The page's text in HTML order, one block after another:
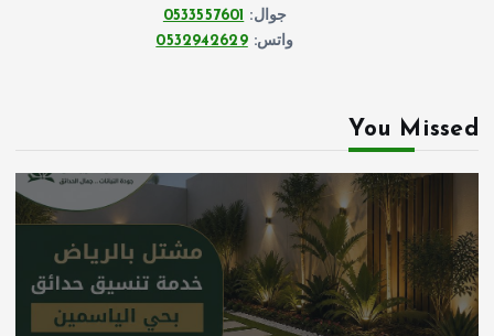
جوال: 0533557601
واتس:0532942629
You Missed